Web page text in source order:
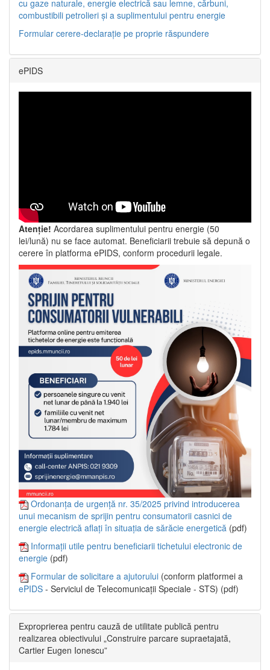
cu gaze naturale, energie electrică sau lemne, cărbuni,
combustibili petrolieri și a suplimentului pentru energie
Formular cerere-declarație pe proprie răspundere
ePIDS
Atenție! Acordarea suplimentului pentru energie (50
lei/lună) nu se face automat. Beneficiarii trebuie să depună o
cerere în platforma ePIDS, conform procedurii legale.
Ordonanța de urgență nr. 35/2025 privind introducerea
unui mecanism de sprijin pentru consumatorii casnici de
energie electrică aflați în situația de sărăcie energetică (pdf)
Informații utile pentru beneficiarii tichetului electronic de
energie (pdf)
Formular de solicitare a ajutorului (conform platformei a
ePIDS - Serviciul de Telecomunicații Speciale - STS) (pdf)
Exproprierea pentru cauză de utilitate publică pentru
realizarea obiectivului „Construire parcare supraetajată,
Cartier Eugen Ionescu”